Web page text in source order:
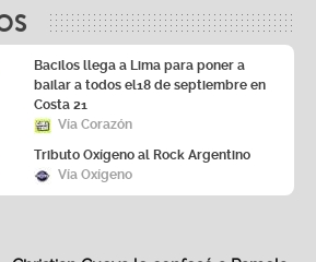
Bacilos llega a Lima para poner a
bailar a todos el18 de septiembre en
Costa 21
Vía Corazón
Tributo Oxígeno al Rock Argentino
Vía Oxígeno